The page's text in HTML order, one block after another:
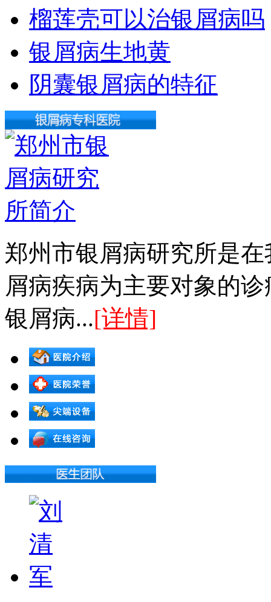
榴莲壳可以治银屑病吗
银屑病生地黄
阴囊银屑病的特征
郑州市银屑病研究所是
屑病疾病为主要对象的
银屑病...[详情]